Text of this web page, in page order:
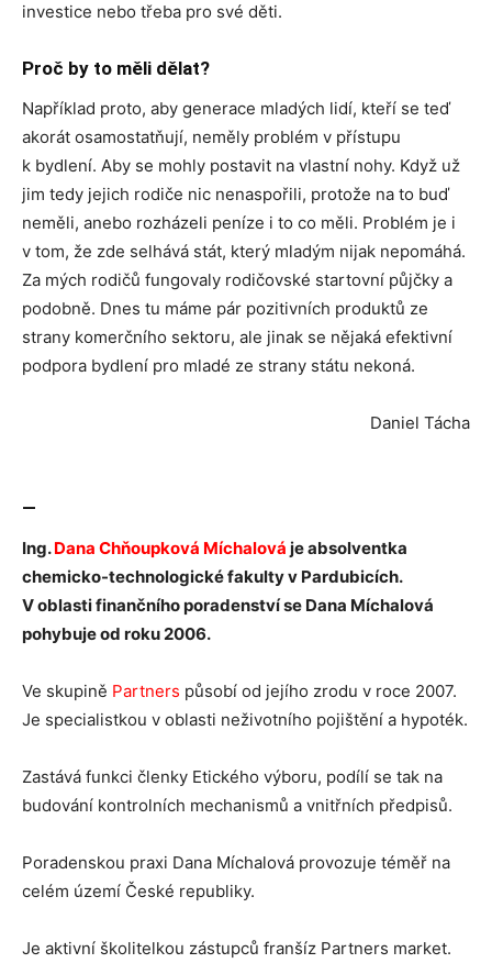
investice nebo třeba pro své děti.
Proč by to měli dělat?
Například proto, aby generace mladých lidí, kteří se teď
akorát osamostatňují, neměly problém v přístupu
k bydlení. Aby se mohly postavit na vlastní nohy. Když už
jim tedy jejich rodiče nic nenaspořili, protože na to buď
neměli, anebo rozházeli peníze i to co měli. Problém je i
v tom, že zde selhává stát, který mladým nijak nepomáhá.
Za mých rodičů fungovaly rodičovské startovní půjčky a
podobně. Dnes tu máme pár pozitivních produktů ze
strany komerčního sektoru, ale jinak se nějaká efektivní
podpora bydlení pro mladé ze strany státu nekoná.
Daniel Tácha
—
Ing.Dana Chňoupková Míchalová je absolventka
chemicko-technologické fakulty v Pardubicích.
V oblasti finančního poradenství se Dana Míchalová
pohybuje od roku 2006.
Ve skupině Partners působí od jejího zrodu v roce 2007.
Je specialistkou v oblasti neživotního pojištění a hypoték.
Zastává funkci členky Etického výboru, podílí se tak na
budování kontrolních mechanismů a vnitřních předpisů.
Poradenskou praxi Dana Míchalová provozuje téměř na
celém území České republiky.
Je aktivní školitelkou zástupců franšíz Partners market.